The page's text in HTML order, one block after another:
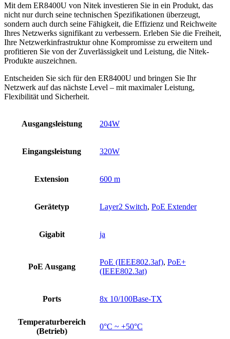
Mit dem ER8400U von Nitek investieren Sie in ein Produkt, das
nicht nur durch seine technischen Spezifikationen überzeugt,
sondern auch durch seine Fähigkeit, die Effizienz und Reichweite
Ihres Netzwerks signifikant zu verbessern. Erleben Sie die Freiheit,
Ihre Netzwerkinfrastruktur ohne Kompromisse zu erweitern und
profitieren Sie von der Zuverlässigkeit und Leistung, die Nitek-
Produkte auszeichnen.
Entscheiden Sie sich für den ER8400U und bringen Sie Ihr
Netzwerk auf das nächste Level – mit maximaler Leistung,
Flexibilität und Sicherheit.
Ausgangsleistung 204W
Eingangsleistung 320W
Extension 600 m
Gerätetyp Layer2 Switch, PoE Extender
Gigabit ja
PoE Ausgang
PoE (IEEE802.3af), PoE+
(IEEE802.3at)
Ports 8x 10/100Base-TX
Temperaturbereich
(Betrieb)
0°C ~ +50°C